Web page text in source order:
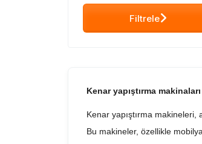
Filtrele
Kenar yapıştırma makinaları
Kenar yapıştırma
Bu makineler, özellikle